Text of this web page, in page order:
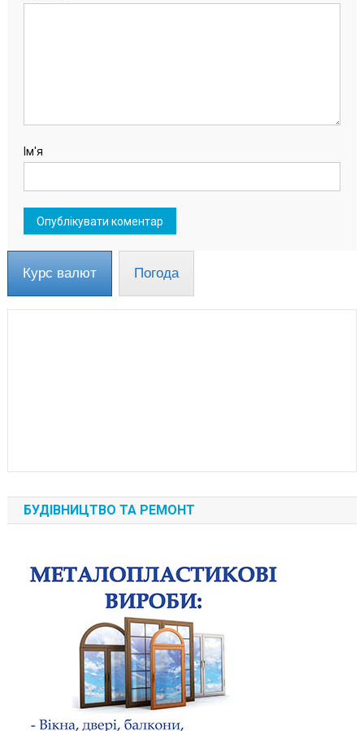
Ім'я
Курс валют Погода
БУДІВНИЦТВО ТА РЕМОНТ